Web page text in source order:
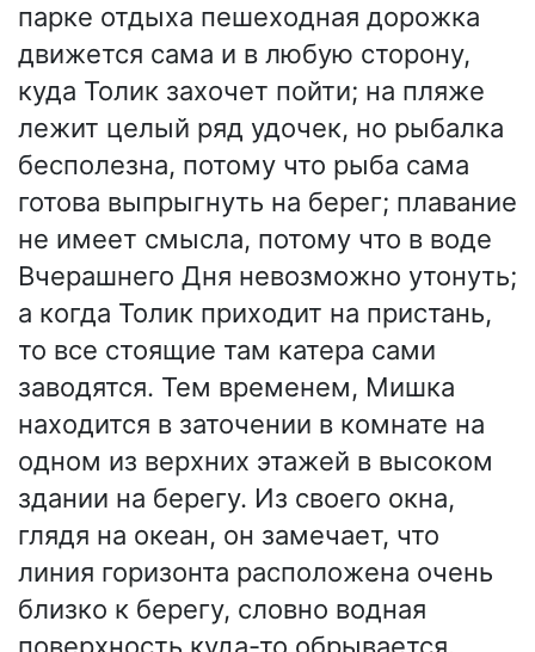
парке отдыха пешеходная дорожка
движется сама и в любую сторону,
куда Толик захочет пойти; на пляже
лежит целый ряд удочек, но рыбалка
бесполезна, потому что рыба сама
готова выпрыгнуть на берег; плавание
не имеет смысла, потому что в воде
Вчерашнего Дня невозможно утонуть;
а когда Толик приходит на пристань,
то все стоящие там катера сами
заводятся. Тем временем, Мишка
находится в заточении в комнате на
одном из верхних этажей в высоком
здании на берегу. Из своего окна,
глядя на океан, он замечает, что
линия горизонта расположена очень
близко к берегу, словно водная